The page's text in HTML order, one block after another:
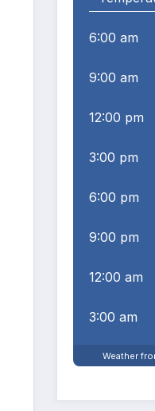
6:00 am
9:00 am
12:00 pm
3:00 pm
6:00 pm
9:00 pm
12:00 am
3:00 am
Weather